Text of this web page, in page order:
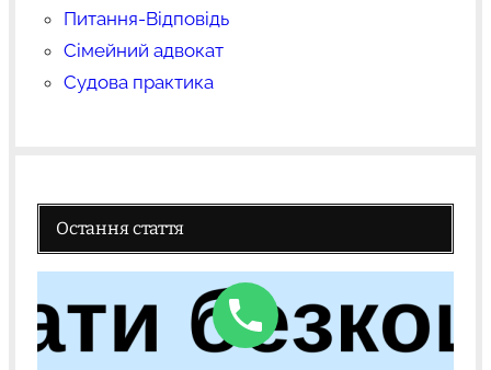
Питання-Відповідь
Сімейний адвокат
Судова практика
Остання стаття